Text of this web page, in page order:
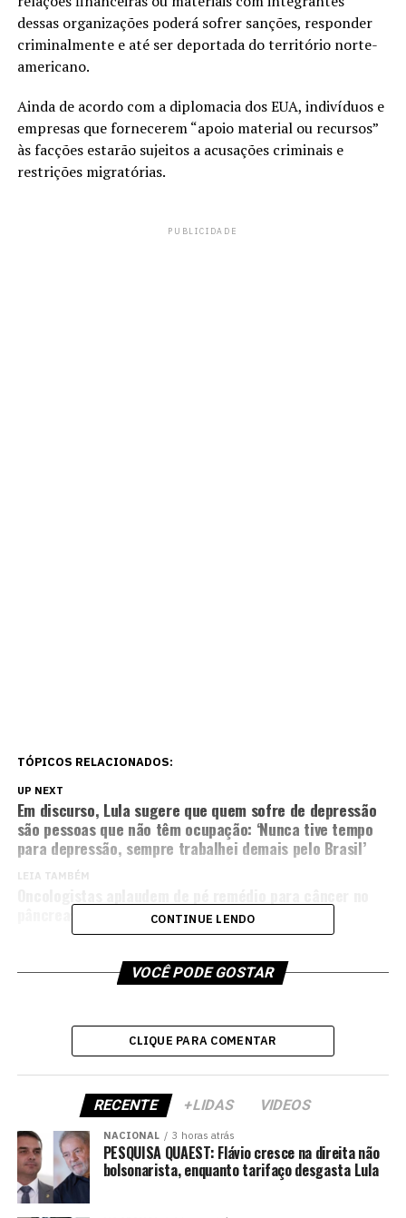
dessas organizações poderá sofrer sanções, responder
criminalmente e até ser deportada do território norte-
americano.
Ainda de acordo com a diplomacia dos EUA, indivíduos e
empresas que fornecerem “apoio material ou recursos”
às facções estarão sujeitos a acusações criminais e
restrições migratórias.
PUBLICIDADE
TÓPICOS RELACIONADOS:
UP NEXT
Em discurso, Lula sugere que quem sofre de depressão
são pessoas que não têm ocupação: ‘Nunca tive tempo
para depressão, sempre trabalhei demais pelo Brasil’
LEIA TAMBÉM
pâncreas
CONTINUE LENDO
VOCÊ PODE GOSTAR
CLIQUE PARA COMENTAR
RECENTE +LIDAS VIDEOS
NACIONAL 3 horas atrás
PESQUISA QUAEST: Flávio cresce na direita não
bolsonarista, enquanto tarifaço desgasta Lula